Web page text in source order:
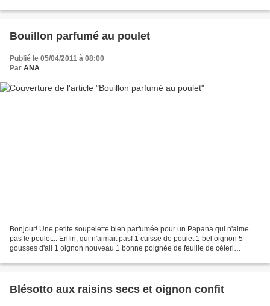
Bouillon parfumé au poulet
Publié le 05/04/2011 à 08:00
Par ANA
Bonjour! Une petite soupelette bien parfumée pour un Papana qui n'aime
pas le poulet... Enfin, qui n'aimait pas! 1 cuisse de poulet 1 bel oignon 5
gousses d'ail 1 oignon nouveau 1 bonne poignée de feuille de céleri
Blésotto aux raisins secs et oignon confit